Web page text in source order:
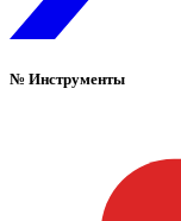
№ Инструменты